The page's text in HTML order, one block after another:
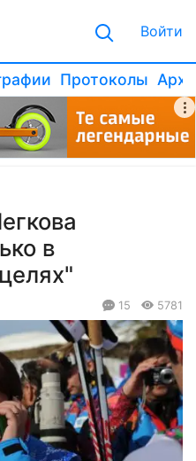
Войти
Протоколы
в
15 5781